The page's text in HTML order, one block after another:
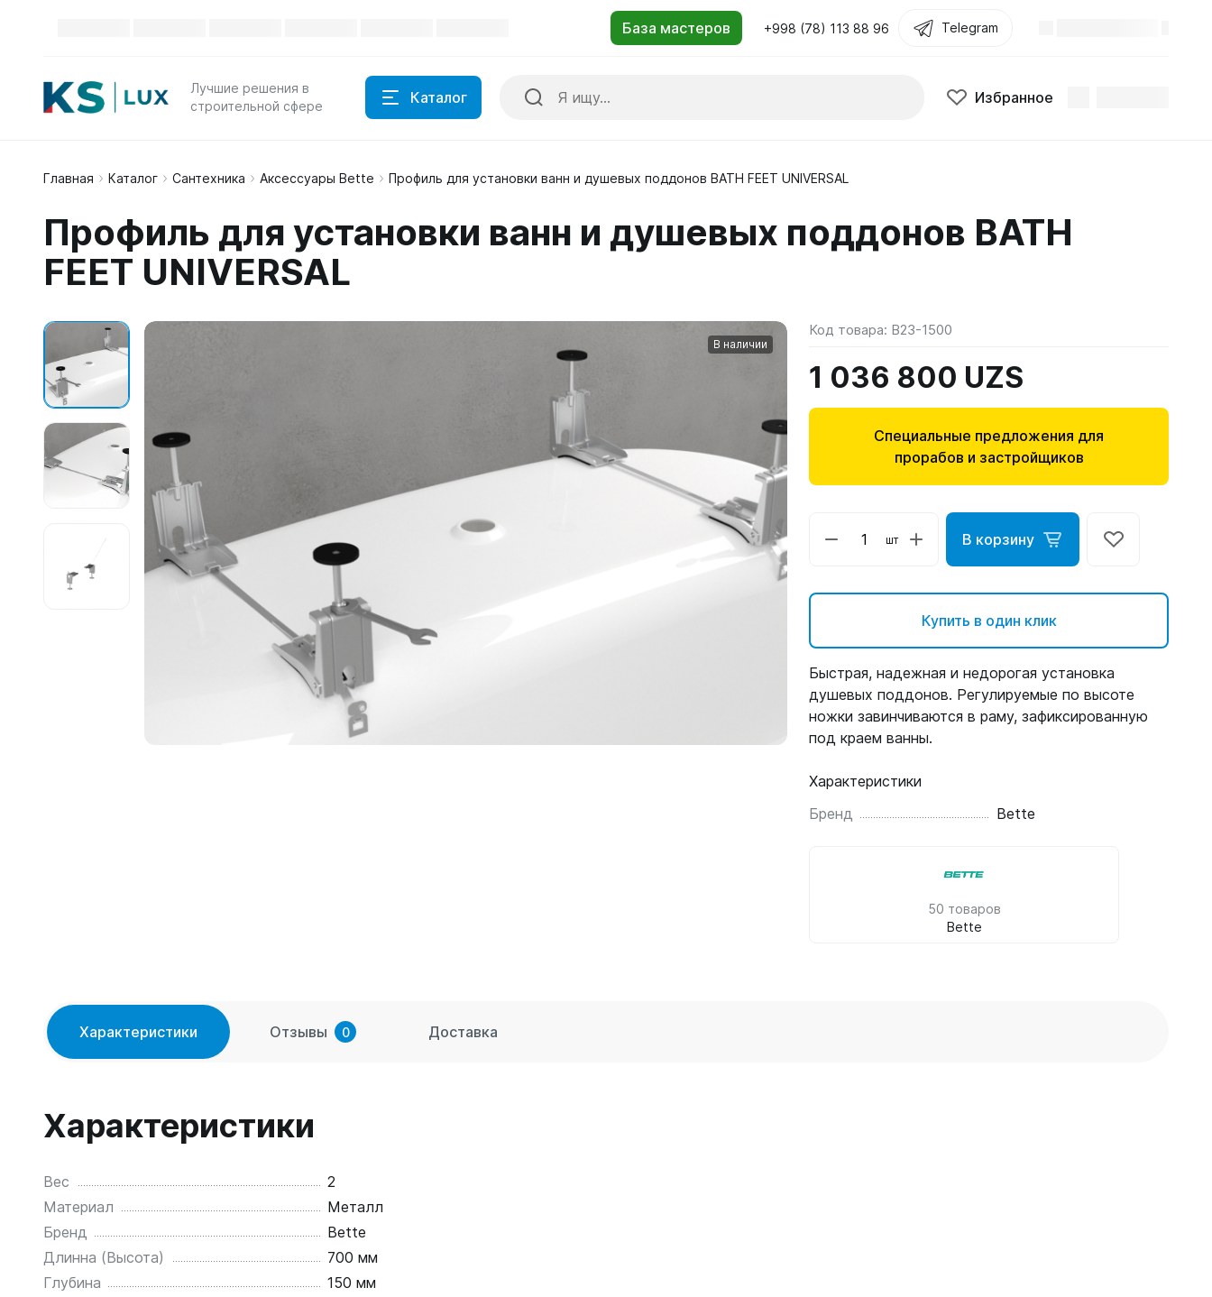
+998 (78) 113 88 96 Telegram
Лучшие решения в
строительной сфере
Каталог Избранное
Главная Каталог Сантехника Аксессуары Bette Профиль для установки ванн и душевых поддонов BATH FEET UNIVERSAL
Профиль для установки ванн и душевых поддонов BATH
FEET UNIVERSAL
В наличии
Код товара: B23-1500
1 036 800 UZS
Специальные предложения для
прорабов и застройщиков
шт В корзину
Купить в один клик
Быстрая, надежная и недорогая установка
душевых поддонов. Регулируемые по высоте
ножки завинчиваются в раму, зафиксированную
под краем ванны.
Характеристики
Бренд
Bette
50 товаров
Bette
Характеристики Отзывы 0 Доставка
Характеристики
Вес
2
Материал
Металл
Бренд
Bette
Длинна (Высота)
700 мм
Глубина
150 мм